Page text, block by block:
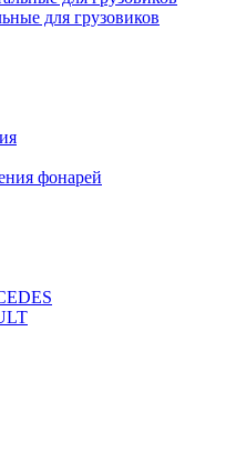
для грузовиков
фонарей